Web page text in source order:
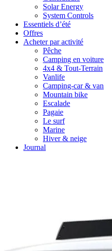
Solar Energy
System Controls
Essentiels d’été
Offres
Acheter par activité
Pêche
Camping en voiture
4x4 & Tout-Terrain
Vanlife
Camping-car & van
Mountain bike
Escalade
Pagaie
Le surf
Marine
Hiver & neige
Journal